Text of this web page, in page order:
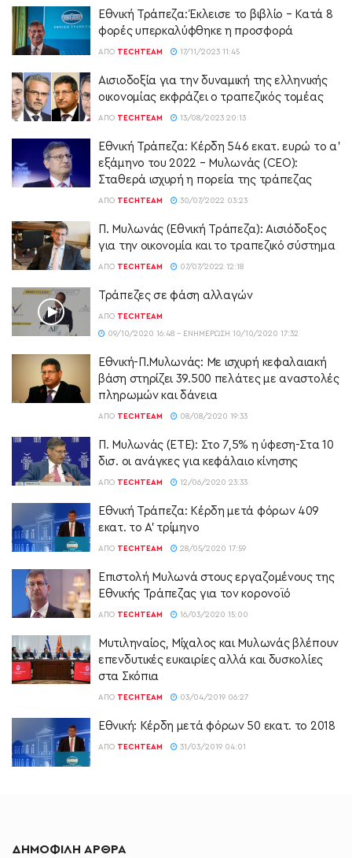
Εθνική Τράπεζα: Έκλεισε το βιβλίο – Κατά 8
φορές υπερκαλύφθηκε η προσφορά
ΑΠΌ TECHTEAM 17/11/2023 11:45
Αισιοδοξία για την δυναμική της ελληνικής
οικονομίας εκφράζει ο τραπεζικός τομέας
ΑΠΌ TECHTEAM 13/08/2023 20:13
Εθνική Τράπεζα: Κέρδη 546 εκατ. ευρώ το α’
εξάμηνο του 2022 – Mυλωνάς (CEO):
Σταθερά ισχυρή η πορεία της τράπεζας
ΑΠΌ TECHTEAM 30/07/2022 03:23
Π. Μυλωνάς (Εθνική Τράπεζα): Αισιόδοξος
για την οικονομία και το τραπεζικό σύστημα
ΑΠΌ TECHTEAM 07/07/2022 12:18
Τράπεζες σε φάση αλλαγών
ΑΠΌ TECHTEAM
09/10/2020 16:48 - ΕΝΗΜΈΡΩΣΗ 10/10/2020 17:32
Εθνική-Π.Μυλωνάς: Με ισχυρή κεφαλαιακή
βάση στηρίζει 39.500 πελάτες με αναστολές
πληρωμών και δάνεια
ΑΠΌ TECHTEAM 08/08/2020 19:33
Π. Μυλωνάς (ETE): Στο 7,5% η ύφεση-Στα 10
δισ. οι ανάγκες για κεφάλαιο κίνησης
ΑΠΌ TECHTEAM 12/06/2020 23:33
Εθνική Τράπεζα: Κέρδη μετά φόρων 409
εκατ. το Α’ τρίμηνο
ΑΠΌ TECHTEAM 28/05/2020 17:59
Επιστολή Μυλωνά στους εργαζομένους της
Εθνικής Τράπεζας για τον κορονoϊό
ΑΠΌ TECHTEAM 16/03/2020 15:00
Μυτιληναίος, Μίχαλος και Μυλωνάς βλέπουν
επενδυτικές ευκαιρίες αλλά και δυσκολίες
στα Σκόπια
ΑΠΌ TECHTEAM 03/04/2019 06:27
Εθνική: Κέρδη μετά φόρων 50 εκατ. το 2018
ΑΠΌ TECHTEAM 31/03/2019 04:01
ΔΗΜΟΦΙΛΗ ΑΡΘΡΑ